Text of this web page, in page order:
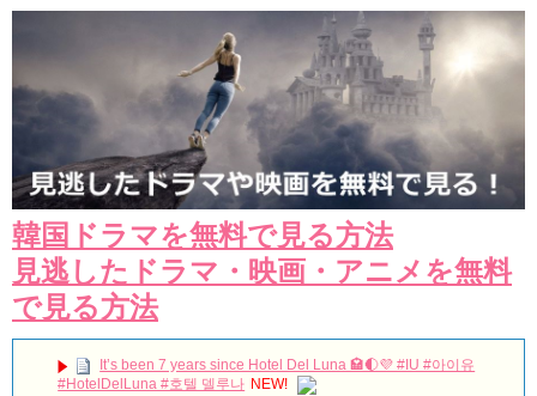
韓国ドラマを無料で見る方法
見逃したドラマ・映画・アニメを無料
で見る方法
It’s been 7 years since Hotel Del Luna 🏩🌓💜 #IU #아이유
#HotelDelLuna #호텔 델루나 NEW!